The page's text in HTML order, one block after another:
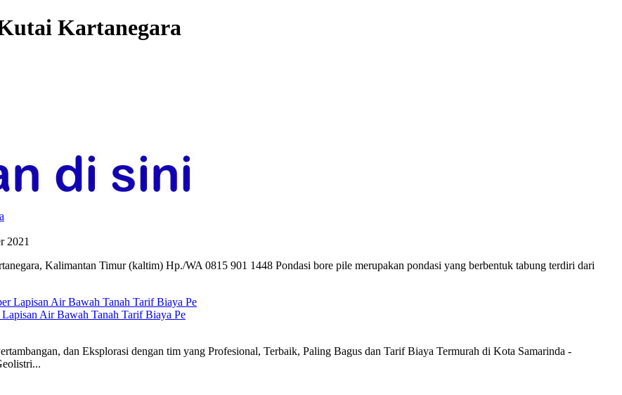
Kartanegara
2021
Kalimantan Timur (kaltim) Hp./WA 0815 901 1448 Pondasi bore pile merupakan pondasi yang berbentuk tabung terdiri dari
Air Bawah Tanah Tarif Biaya Pe
dan Eksplorasi dengan tim yang Profesional, Terbaik, Paling Bagus dan Tarif Biaya Termurah di Kota Samarinda -